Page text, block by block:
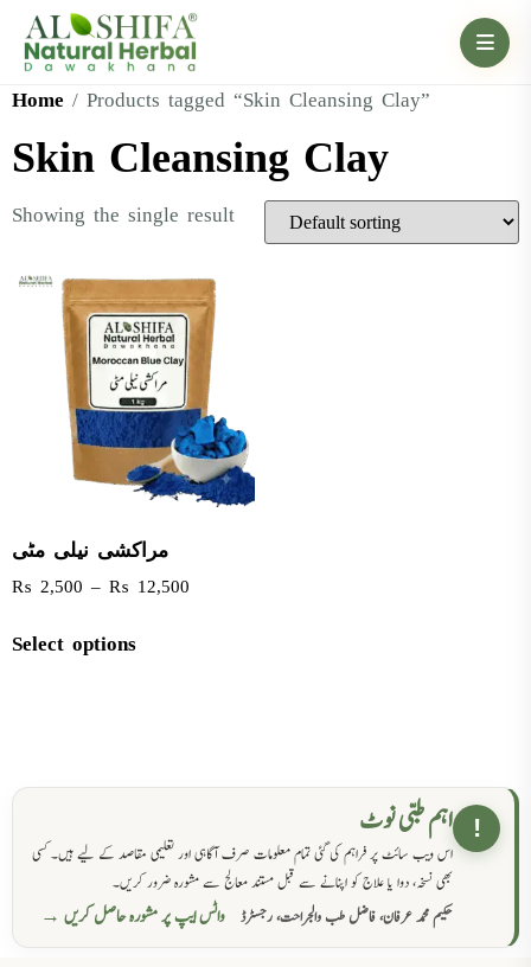
Home / Products tagged “Skin Cleansing Clay”
Skin Cleansing Clay
Showing the single result
مراکشی نیلی مٹی
₨ 2,500 – ₨ 12,500
Select options
! اہم طبی نوٹ
اس ویب سائٹ پر فراہم کی گئی تمام معلومات صرف آگاہی اور تعلیمی مقاصد کے لیے ہیں۔ کسی
بھی نسخہ، دوا یا علاج کو اپنانے سے قبل مستند معالج سے مشورہ ضرور کریں۔
حکیم محمد عرفان، فاضل طب والجراحت، رجسٹرڈ
واٹس ایپ پر مشورہ حاصل کریں →